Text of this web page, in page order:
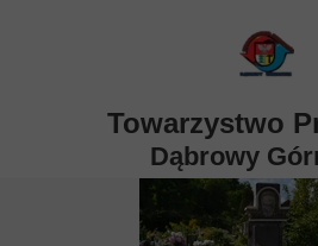
Towarzystwo
Dąbrowy